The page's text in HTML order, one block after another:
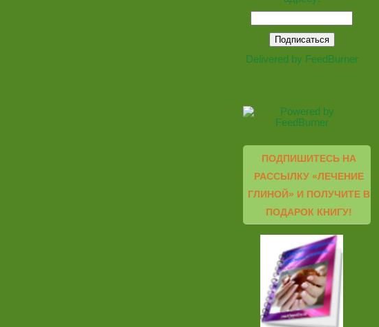
Delivered by FeedBurner
ПОДПИШИТЕСЬ НА
РАССЫЛКУ «ЛЕЧЕНИЕ
ГЛИНОЙ» И ПОЛУЧИТЕ В
ПОДАРОК КНИГУ!